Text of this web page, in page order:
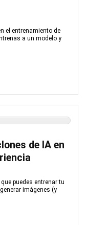
el entrenamiento de
a un modelo y
de IA en
puedes entrenar tu
imágenes (y